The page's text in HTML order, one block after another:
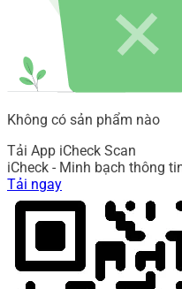
Không có sản phẩm nào
Tải App iCheck Scan
iCheck - Minh bạch thông
Tải ngay